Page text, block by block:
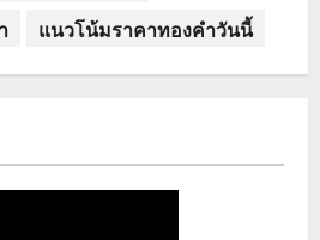
แนวโน้มราคาทองคำวันนี้